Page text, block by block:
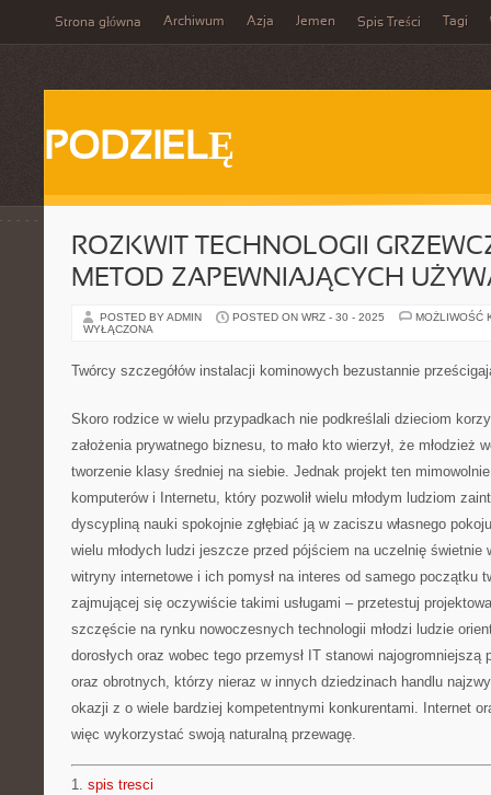
Strona główna Archiwum Azja Jemen Spis Treści Tagi
PODZIELĘ
ROZKWIT TECHNOLOGII
METOD ZAPEWNIAJĄCYCH
POSTED BY ADMIN POSTED ON WRZ - 30 - 2025
MOŻLIWOŚĆ
WYŁĄCZONA
Twórcy szczegółów instalacji kominowych bezustannie
Skoro rodzice w wielu przypadkach nie podkreślali dzieciom
założenia prywatnego biznesu, to mało kto wierzył, że młodzież
tworzenie klasy średniej na siebie. Jednak projekt ten
komputerów i Internetu, który pozwolił wielu młodym ludziom
dyscypliną nauki spokojnie zgłębiać ją w zaciszu własnego
wielu młodych ludzi jeszcze przed pójściem na uczelnię świetnie
witryny internetowe i ich pomysł na interes od samego początku
zajmującej się oczywiście takimi usługami – przetestuj
szczęście na rynku nowoczesnych technologii młodzi ludzie
dorosłych oraz wobec tego przemysł IT stanowi najogromniejszą
oraz obrotnych, którzy nieraz w innych dziedzinach handlu
okazji z o wiele bardziej kompetentnymi konkurentami. Internet
więc wykorzystać swoją naturalną przewagę.
1. spis tresci